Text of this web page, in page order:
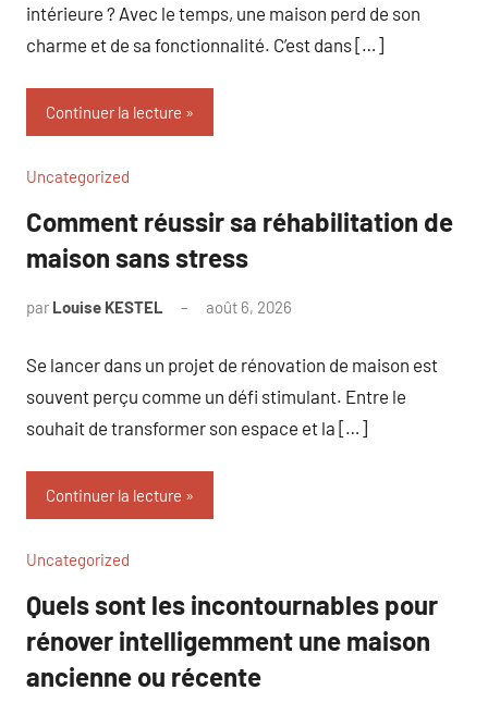
intérieure ? Avec le temps, une maison perd de son
charme et de sa fonctionnalité. C’est dans […]
Continuer la lecture
Uncategorized
Comment réussir sa réhabilitation de
maison sans stress
par Louise KESTEL août 6, 2026
Se lancer dans un projet de rénovation de maison est
souvent perçu comme un défi stimulant. Entre le
souhait de transformer son espace et la […]
Continuer la lecture
Uncategorized
Quels sont les incontournables pour
rénover intelligemment une maison
ancienne ou récente